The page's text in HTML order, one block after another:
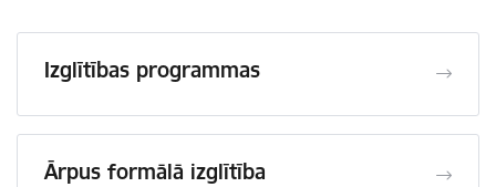
Izglītības programmas
Ārpus formālā izglītība